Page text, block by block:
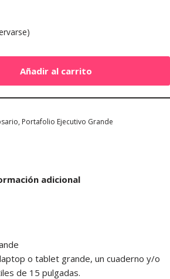
Añadir al carrito
, Portafolio Ejecutivo Grande
adicional
o tablet grande, un cuaderno y/o
de 15 pulgadas.